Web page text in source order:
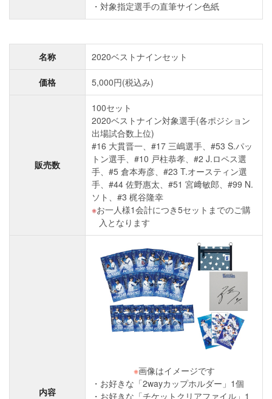
対象指定選手の直筆サイン色紙
名称 2020ベストナインセット
価格 5,000円(税込み)
販売数
100セット
2020ベストナイン対象選手(各ポジション
出場試合数上位)
#16 大貫晋一、#17 三嶋選手、#53 S.パッ
トン選手、#10 戸柱恭孝、#2 J.ロペス選
手、#5 倉本寿彦、#23 T.オースティン選
手、#44 佐野惠太、#51 宮﨑敏郎、#99 N.
ソト、#3 梶谷隆幸
お一人様1会計につき5セットまでのご購
入となります
内容
※画像はイメージです
お好きな「2wayカップホルダー」1個
お好きな「チケットクリアファイル」1